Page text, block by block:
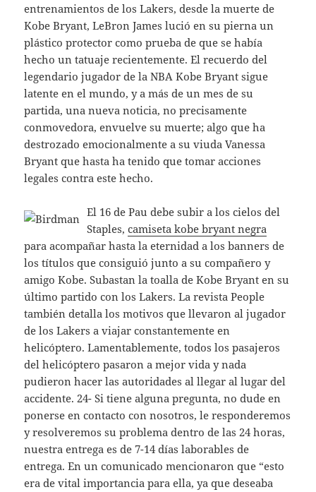
entrenamientos de los Lakers, desde la muerte de
Kobe Bryant, LeBron James lució en su pierna un
plástico protector como prueba de que se había
hecho un tatuaje recientemente. El recuerdo del
legendario jugador de la NBA Kobe Bryant sigue
latente en el mundo, y a más de un mes de su
partida, una nueva noticia, no precisamente
conmovedora, envuelve su muerte; algo que ha
destrozado emocionalmente a su viuda Vanessa
Bryant que hasta ha tenido que tomar acciones
legales contra este hecho.
El 16 de Pau debe subir a los cielos del
Staples,camiseta kobe bryant negra
para acompañar hasta la eternidad a los banners de
los títulos que consiguió junto a su compañero y
amigo Kobe. Subastan la toalla de Kobe Bryant en su
último partido con los Lakers. La revista People
también detalla los motivos que llevaron al jugador
de los Lakers a viajar constantemente en
helicóptero. Lamentablemente, todos los pasajeros
del helicóptero pasaron a mejor vida y nada
pudieron hacer las autoridades al llegar al lugar del
accidente. 24- Si tiene alguna pregunta, no dude en
ponerse en contacto con nosotros, le responderemos
y resolveremos su problema dentro de las 24 horas,
nuestra entrega es de 7-14 días laborables de
entrega. En un comunicado mencionaron que “esto
era de vital importancia para ella, ya que deseaba